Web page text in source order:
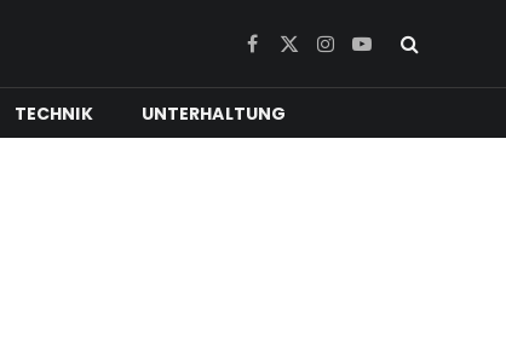
Facebook
X
Instagram
YouTube
TECHNIK UNTERHALTUNG